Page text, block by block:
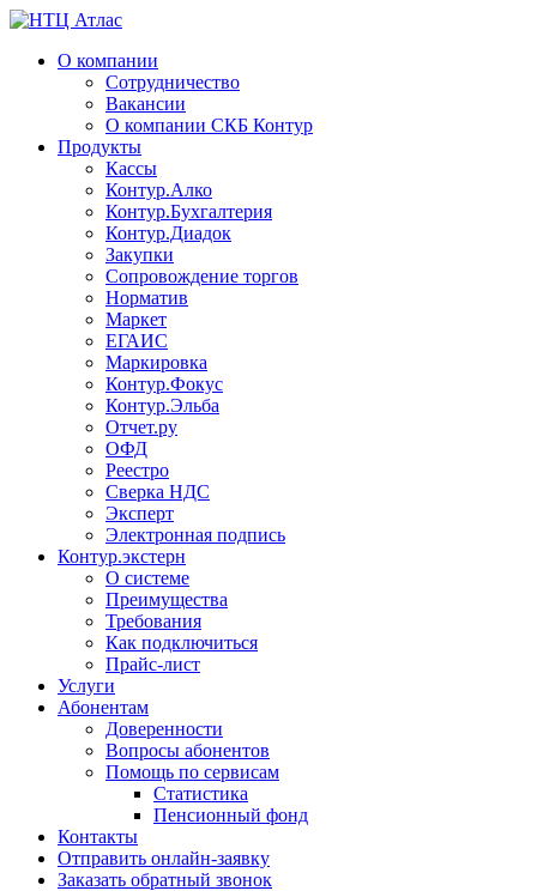
О компании
Сотрудничество
Вакансии
О компании СКБ Контур
Продукты
Кассы
Контур.Алко
Контур.Бухгалтерия
Контур.Диадок
Закупки
Сопровождение торгов
Норматив
Маркет
ЕГАИС
Маркировка
Контур.Фокус
Контур.Эльба
Отчет.ру
ОФД
Реестро
Сверка НДС
Эксперт
Электронная подпись
Контур.экстерн
О системе
Преимущества
Требования
Как подключиться
Прайс-лист
Услуги
Абонентам
Доверенности
Вопросы абонентов
Помощь по сервисам
Статистика
Пенсионный фонд
Контакты
Отправить онлайн-заявку
Заказать обратный звонок